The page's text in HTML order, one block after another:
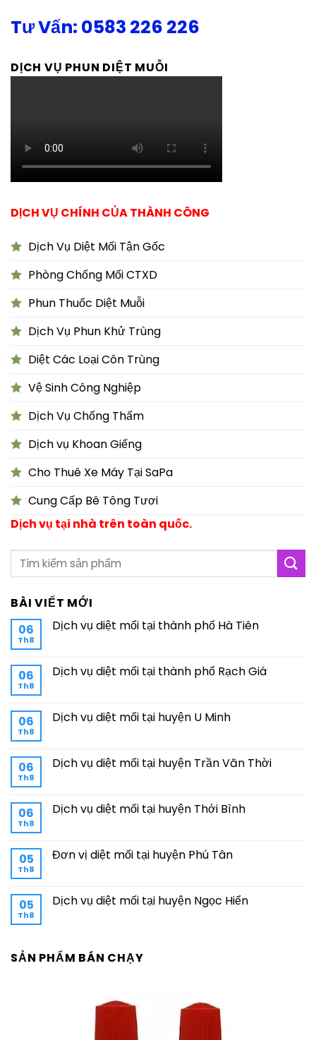
Tư Vấn: 0583 226 226
DỊCH VỤ PHUN DIỆT MUỖI
DỊCH VỤ CHÍNH CỦA THÀNH CÔNG
Dịch Vụ Diệt Mối Tận Gốc
Phòng Chống Mối CTXD
Phun Thuốc Diệt Muỗi
Dịch Vụ Phun Khử Trùng
Diệt Các Loại Côn Trùng
Vệ Sinh Công Nghiệp
Dịch Vụ Chống Thấm
Dịch vụ Khoan Giếng
Cho Thuê Xe Máy Tại SaPa
Cung Cấp Bê Tông Tươi
Dịch vụ tại nhà trên toàn quốc.
BÀI VIẾT MỚI
06
Th8
Dịch vụ diệt mối tại thành phố Hà Tiên
06
Th8
Dịch vụ diệt mối tại thành phố Rạch Giá
06
Th8
Dịch vụ diệt mối tại huyện U Minh
06
Th8
Dịch vụ diệt mối tại huyện Trần Văn Thời
06
Th8
Dịch vụ diệt mối tại huyện Thới Bình
05
Th8
Đơn vị diệt mối tại huyện Phú Tân
05
Th8
Dịch vụ diệt mối tại huyện Ngọc Hiển
SẢN PHẨM BÁN CHẠY